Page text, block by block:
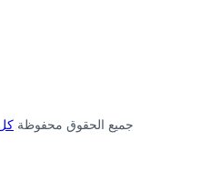
جميع الحقوق محفوظة